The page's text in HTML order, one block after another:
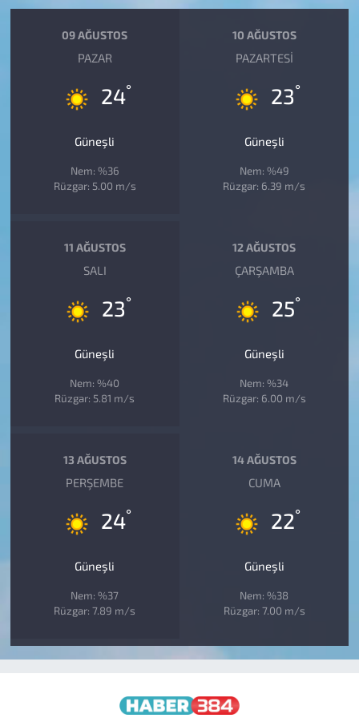
09 AĞUSTOS
PAZAR
24°
Güneşli
Nem: %36
Rüzgar: 5.00 m/s
10 AĞUSTOS
PAZARTESI
23°
Güneşli
Nem: %49
Rüzgar: 6.39 m/s
11 AĞUSTOS
SALI
23°
Güneşli
Nem: %40
Rüzgar: 5.81 m/s
12 AĞUSTOS
ÇARŞAMBA
25°
Güneşli
Nem: %34
Rüzgar: 6.00 m/s
13 AĞUSTOS
PERŞEMBE
24°
Güneşli
Nem: %37
Rüzgar: 7.89 m/s
14 AĞUSTOS
CUMA
22°
Güneşli
Nem: %38
Rüzgar: 7.00 m/s